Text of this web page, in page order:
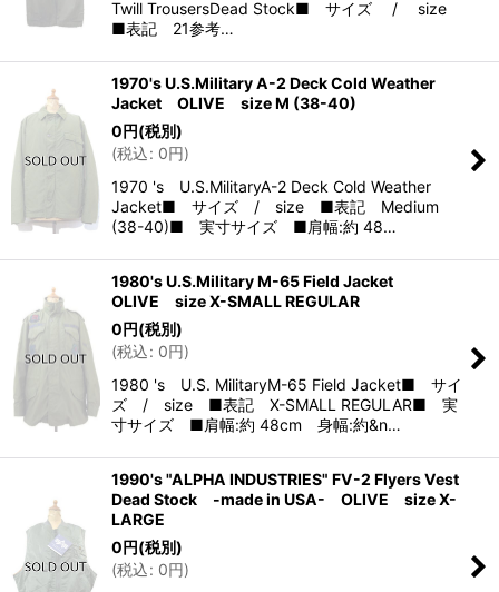
Twill TrousersDead Stock■ サイズ / size
■表記 21参考…
1970's U.S.Military A-2 Deck Cold Weather
Jacket OLIVE size M (38-40)
0円(税別)
(税込: 0円)
1970 's U.S.MilitaryA-2 Deck Cold Weather
Jacket■ サイズ / size ■表記 Medium
(38-40)■ 実寸サイズ ■肩幅:約 48…
1980's U.S.Military M-65 Field Jacket
OLIVE size X-SMALL REGULAR
0円(税別)
(税込: 0円)
1980 's U.S. MilitaryM-65 Field Jacket■ サイ
ズ / size ■表記 X-SMALL REGULAR■ 実
寸サイズ ■肩幅:約 48cm 身幅:約&n…
1990's "ALPHA INDUSTRIES" FV-2 Flyers Vest
Dead Stock -made in USA- OLIVE size X-
LARGE
0円(税別)
(税込: 0円)